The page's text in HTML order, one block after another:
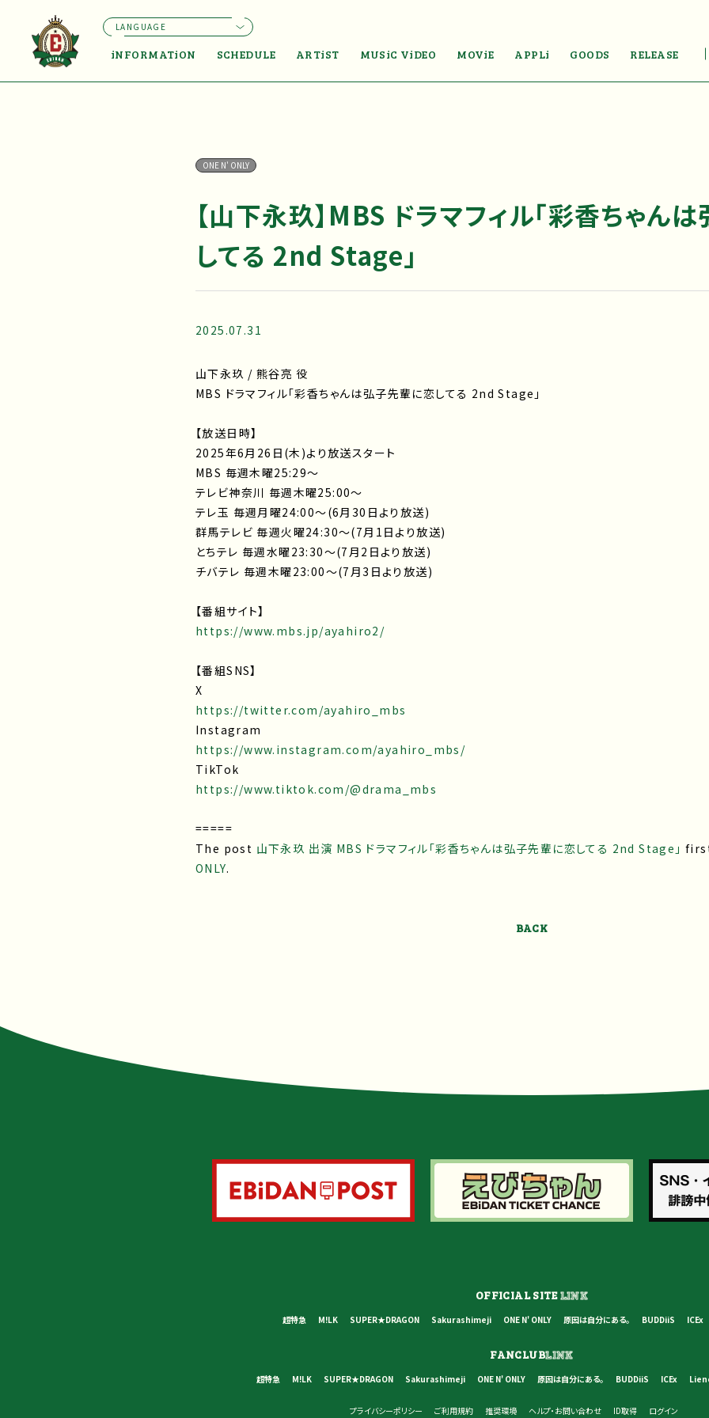
iNFORMATiON SCHEDULE ARTiST MUSiC ViDEO MOViE APPLi GOODS RELEASE
LANGUAGE
ONE N' ONLY
【山下永玖】MBS ドラマフィル「彩香ちゃん
してる 2nd Stage」
2025.07.31
山下永玖 / 熊谷亮 役
MBS ドラマフィル「彩香ちゃんは弘子先輩に恋してる 2nd Stage」
【放送日時】
2025年6月26日(木)より放送スタート
MBS 毎週木曜25:29～
テレビ神奈川 毎週木曜25:00～
テレ玉 毎週月曜24:00～(6月30日より放送)
群馬テレビ 毎週火曜24:30～(7月1日より放送)
とちテレ 毎週水曜23:30～(7月2日より放送)
チバテレ 毎週木曜23:00～(7月3日より放送)
【番組サイト】
https://www.mbs.jp/ayahiro2/
【番組SNS】
X
https://twitter.com/ayahiro_mbs
Instagram
https://www.instagram.com/ayahiro_mbs/
TikTok
https://www.tiktok.com/@drama_mbs
=====
The post 山下永玖 出演 MBS ドラマフィル「彩香ちゃんは弘子先輩に恋してる 2nd Stage」
ONLY.
BACK
OFFICIAL SITELINK
超特急 M!LK SUPER★DRAGON Sakurashimeji ONE N' ONLY 原因は自分にある。 BUDDiiS ICEx
FANCLUBLINK
超特急 M!LK SUPER★DRAGON Sakurashimeji ONE N' ONLY 原因は自分にある。 BUDDiiS ICEx
プライバシーポリシー ご利用規約 推奨環境 ヘルプ・お問い合わせ ID取得 ログイン